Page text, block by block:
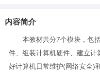
内容简介
本教材共分7个模块，包
件、组装计算机硬件、建立
好计算机日常维护(网络安全)